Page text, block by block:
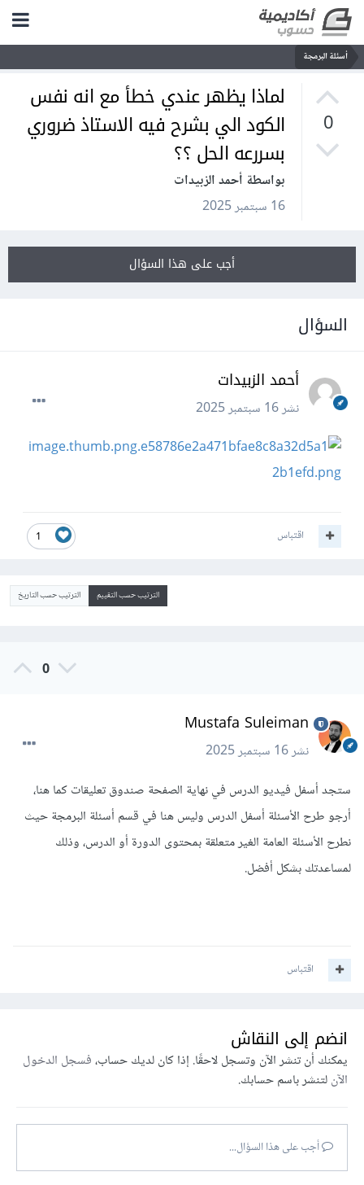
أسئلة البرمجة
0
لماذا يظهر عندي خطأ مع انه نفس
الكود الي بشرح فيه الاستاذ ضروري
بسررعه الحل ؟؟
بواسطة أحمد الزبيدات
16 سبتمبر 2025
أجب على هذا السؤال
السؤال
أحمد الزبيدات
نشر16 سبتمبر 2025
1 اقتباس
الترتيب حسب التقييم الترتيب حسب التاريخ
0
Mustafa Suleiman
نشر16 سبتمبر 2025
ستجد أسفل فيديو الدرس في نهاية الصفحة صندوق تعليقات كما هنا،
أرجو طرح الأسئلة أسفل الدرس وليس هنا في قسم أسئلة البرمجة حيث
نطرح الأسئلة العامة الغير متعلقة بمحتوى الدورة أو الدرس، وذلك
لمساعدتك بشكل أفضل.
اقتباس
انضم إلى النقاش
يمكنك أن تنشر الآن وتسجل لاحقًا. إذا كان لديك حساب،فسجل الدخول
الآنلتنشر باسم حسابك.
أجب على هذا السؤال...